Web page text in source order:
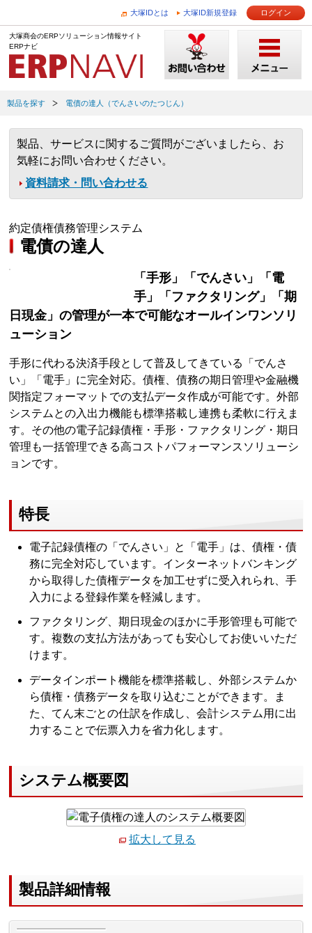
大塚IDとは 大塚ID新規登録 ログイン
大塚商会のERPソリューション情報サイト
ERPナビ
製品を探す 電債の達人（でんさいのたつじん）
製品、サービスに関するご質問がございましたら、お
気軽にお問い合わせください。
資料請求・問い合わせる
約定債権債務管理システム
電債の達人
「手形」「でんさい」「電
手」「ファクタリング」「期
日現金」の管理が一本で可能なオールインワンソリ
ューション
手形に代わる決済手段として普及してきている「でんさ
い」「電手」に完全対応。債権、債務の期日管理や金融機
関指定フォーマットでの支払データ作成が可能です。外部
システムとの入出力機能も標準搭載し連携も柔軟に行えま
す。その他の電子記録債権・手形・ファクタリング・期日
管理も一括管理できる高コストパフォーマンスソリューシ
ョンです。
特長
電子記録債権の「でんさい」と「電手」は、債権・債
務に完全対応しています。インターネットバンキング
から取得した債権データを加工せずに受入れられ、手
入力による登録作業を軽減します。
ファクタリング、期日現金のほかに手形管理も可能で
す。複数の支払方法があっても安心してお使いいただ
けます。
データインポート機能を標準搭載し、外部システムか
ら債権・債務データを取り込むことができます。ま
た、てん末ごとの仕訳を作成し、会計システム用に出
力することで伝票入力を省力化します。
システム概要図
拡大して見る
製品詳細情報